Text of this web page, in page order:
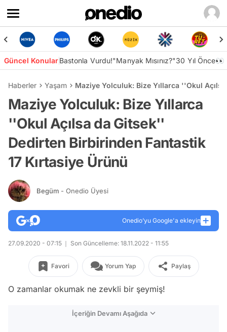
Güncel KonularBastonla Vurdu!"Manyak Mısınız?"30 Yıl Önce👀
Haberler Yaşam Maziye Yolculuk: Bize Yıllarca ''Okul
Maziye Yolculuk: Bize Yıllarca
''Okul Açılsa da Gitsek''
Dedirten Birbirinden Fantastik
17 Kırtasiye Ürünü
Begüm - Onedio Üyesi
Onedio’yu Google'a ekleyin
27.09.2020 - 07:15 Son Güncelleme: 18.11.2022 - 11:55
Favori Yorum Yap Paylaş
O zamanlar okumak ne zevkli bir şeymiş!
İçeriğin Devamı Aşağıda